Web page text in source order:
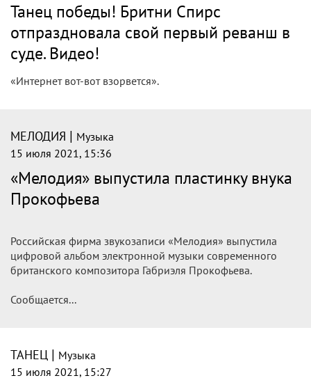
Танец победы! Бритни Спирс
отпраздновала свой первый реванш в
суде. Видео!
«Интернет вот-вот взорвется».
МЕЛОДИЯ | Музыка
15 июля 2021, 15:36
«Мелодия» выпустила пластинку внука
Прокофьева
Российская фирма звукозаписи «Мелодия» выпустила
цифровой альбом электронной музыки современного
британского композитора Габриэля Прокофьева.
Сообщается...
ТАНЕЦ | Музыка
15 июля 2021, 15:27